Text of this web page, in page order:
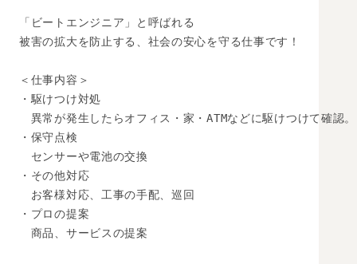
「ビートエンジニア」と呼ばれる
被害の拡大を防止する、社会の安心を守る仕事です！
＜仕事内容＞
・駆けつけ対処
異常が発生したらオフィス・家・ATMなどに駆けつけて確認。
・保守点検
センサーや電池の交換
・その他対応
お客様対応、工事の手配、巡回
・プロの提案
商品、サービスの提案